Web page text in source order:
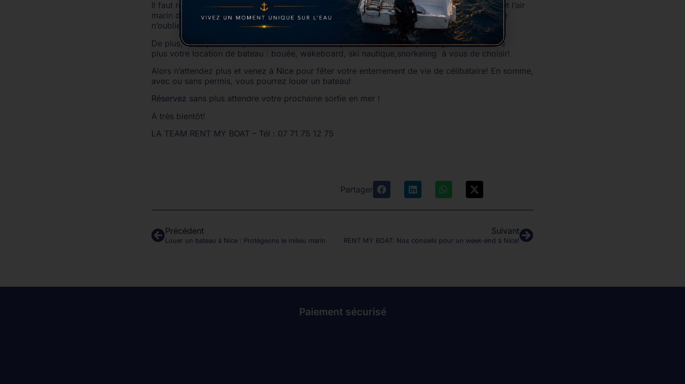
Il faut reconnaître que la mer est un lieu idyllique pour célébrer toutes sortes d’évènements et l’air
marin donnera le sourire à tous les passagers à bord. Qui plus est, vos invités et vous-même
n’oublierez jamais ces instants de bonheur passés sur l’eau.
De plus, vous pourrez ajouter desactivités nautiquesde votre choix pour dynamiser encore
plus votre location de bateau : bouée, wakeboard, ski nautique,snorkeling à vous de choisir!
Alors n’attendez plus et venez à Nice pour fêter votre enterrement de vie de célibataire! En somme,
avec ou sans permis, vous pourrez louer un bateau!
Réservez sans plus attendre votre prochaine sortie en mer !
À très bientôt!
LA TEAM RENT MY BOAT – Tél : 07 71 75 12 75
Partager
Précédent
Louer un bateau à Nice : Protégeons le milieu marin
Suivant
RENT MY BOAT: Nos conseils pour un week-end à Nice!
Paiement sécurisé